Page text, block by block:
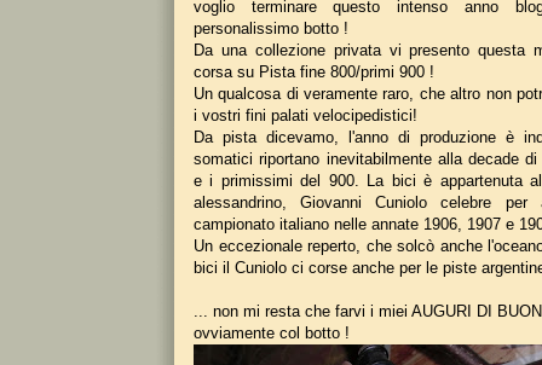
voglio terminare questo intenso anno
personalissimo botto !
Da una collezione privata vi presento questa
corsa su Pista fine 800/primi 900 !
Un qualcosa di veramente raro, che altro non
i vostri fini palati velocipedistici!
Da pista dicevamo, l'anno di produzione è
somatici riportano inevitabilmente alla decade
e i primissimi del 900. La bici è appartenuta
alessandrino, Giovanni Cuniolo celebre
campionato italiano nelle annate 1906, 1907 e
Un eccezionale reperto, che solcò anche
bici il Cuniolo ci corse anche per le piste
... non mi resta che farvi i miei AUGURI DI
ovviamente col botto !